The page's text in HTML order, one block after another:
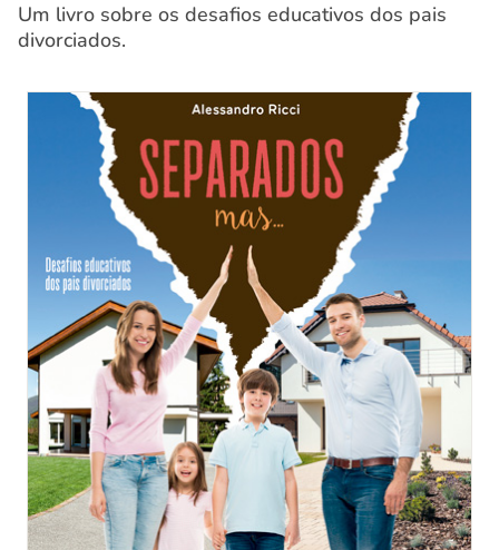
Um livro sobre os desafios educativos dos pais
divorciados.